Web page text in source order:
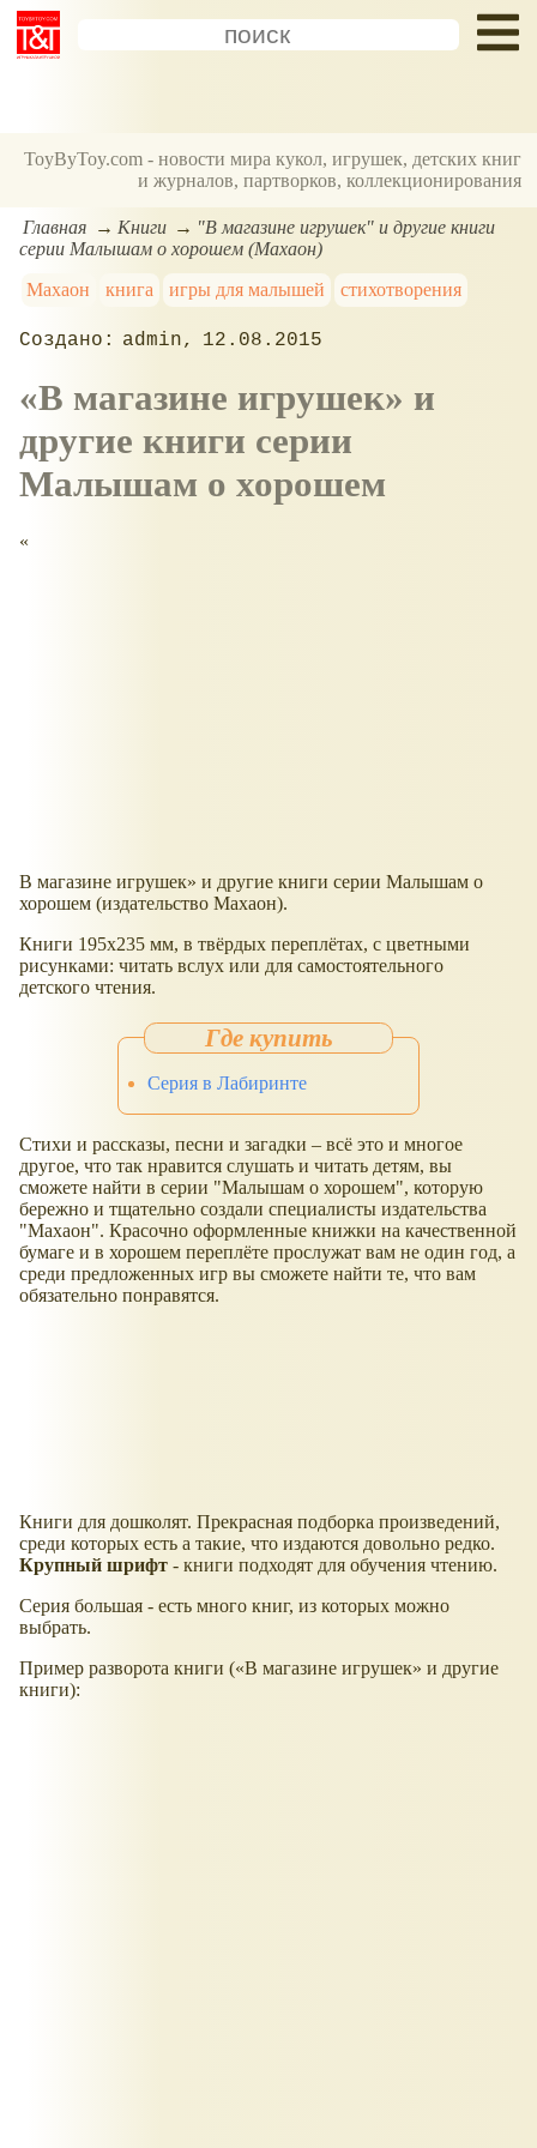
ToyByToy.com - новости мира кукол, игрушек, детских книг
и журналов, партворков, коллекционирования
Главная Книги
"В магазине игрушек" и другие книги
серии Малышам о хорошем (Махаон)
Махаон
книга игры для малышей стихотворения
admin 12.08.2015
В магазине игрушек
и
другие книги серии
Малышам о хорошем
В магазине игрушек
и другие книги серии Малышам о
хорошем (издательство Махаон).
Книги 195x235 мм, в твёрдых переплётах, с цветными
рисунками: читать вслух или для самостоятельного
детского чтения.
Серия в Лабиринте
Стихи и рассказы, песни и загадки – всё это и многое
другое, что так нравится слушать и читать детям, вы
сможете найти в серии "Малышам о хорошем", которую
бережно и тщательно создали специалисты издательства
"Махаон". Красочно оформленные книжки на качественной
бумаге и в хорошем переплёте прослужат вам не один год, а
среди предложенных игр вы сможете найти те, что вам
обязательно понравятся.
Книги для дошколят. Прекрасная подборка произведений,
среди которых есть а такие, что издаются довольно редко.
Крупный шрифт - книги подходят для обучения чтению.
Серия большая - есть много книг, из которых можно
выбрать.
Пример разворота книги ( В магазине игрушек
и другие
книги):